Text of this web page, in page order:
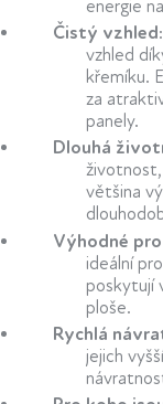
energie
Čistý vzhled
vzhled
křemíku.
za
panely.
Dlouhá
většina
Výhodné
ideální
poskytují
ploše.
Rychlá
jejich